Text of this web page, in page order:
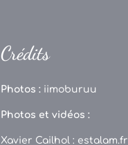
e
o
o
k
a
m
C
Crédits
Photos : iimoburuu
Photos et vidéos :
Xavier Cailhol : estalam.fr